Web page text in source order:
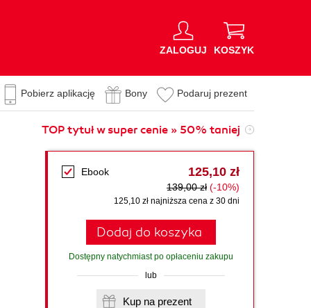
ZALOGUJ KOSZYK
Pobierz aplikację Bony Podaruj prezent
TOP tytuł w super cenie » 50% taniej
Ebook 125,10 zł
139,00 zł (-10%)
125,10 zł najniższa cena z 30 dni
Dodaj do koszyka
Dostępny natychmiast po opłaceniu zakupu
lub
Kup na prezent